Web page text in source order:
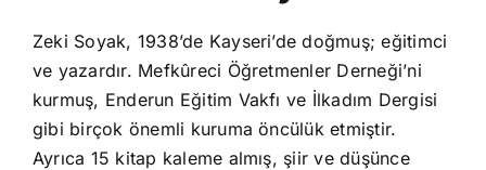
Zeki Soyak, 1938’de Kayseri’de doğmuş; eğitimci
ve yazardır. Mefkûreci Öğretmenler Derneği’ni
kurmuş, Enderun Eğitim Vakfı ve İlkadım Dergisi
gibi birçok önemli kuruma öncülük etmiştir.
Ayrıca 15 kitap kaleme almış, şiir ve düşünce